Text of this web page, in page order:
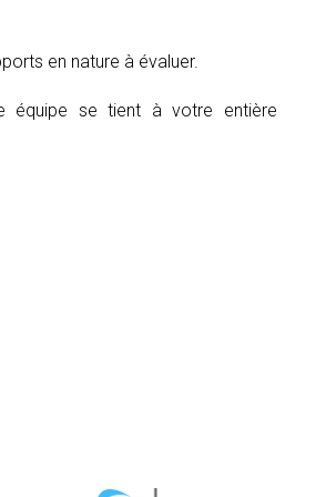
en nature à évaluer.
équipe se tient à votre entière